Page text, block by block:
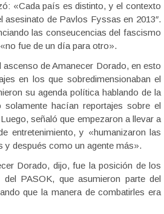
«Cada país es distinto, y el contexto
asesinato de Pavlos Fyssas en 2013″.
las conseucencias del fascismo
fue de un día para otro».
de Amanecer Dorado, en esto
en los que sobredimensionaban el
su agenda política hablando de la
hacían reportajes sobre el
señaló que empezaron a llevar a
entretenimiento, y «humanizaron las
y después como un agente más».
Dorado, dijo, fue la posición de los
PASOK, que asumieron parte del
que la manera de combatirles era